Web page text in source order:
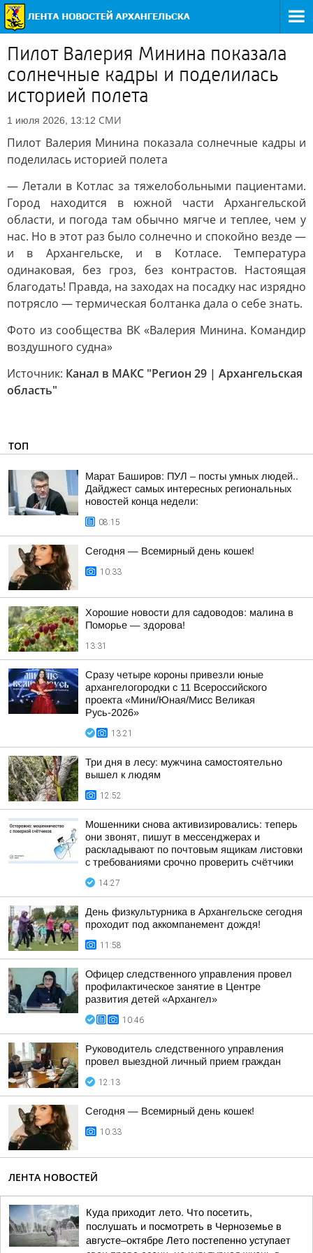
Пилот Валерия Минина показала
солнечные кадры и поделилась
историей полета
1 июля 2026, 13:12 СМИ
Пилот Валерия Минина показала солнечные кадры и
поделилась историей полета
— Летали в Котлас за тяжелобольными пациентами.
Город находится в южной части Архангельской
области, и погода там обычно мягче и теплее, чем у
нас. Но в этот раз было солнечно и спокойно везде —
и в Архангельске, и в Котласе. Температура
одинаковая, без гроз, без контрастов. Настоящая
благодать! Правда, на заходах на посадку нас изрядно
потрясло — термическая болтанка дала о себе знать.
Фото из сообщества ВК «Валерия Минина. Командир
воздушного судна»
Источник: Канал в МАКС "Регион 29 | Архангельская
область"
ТОП
Марат Баширов: ПУЛ – посты умных людей..
Дайджест самых интересных региональных
новостей конца недели:
08:15
Сегодня — Всемирный день кошек!
10:33
Хорошие новости для садоводов: малина в
Поморье — здорова!
13:31
Сразу четыре короны привезли юные
архангелогородки с 11 Всероссийского
проекта «Мини/Юная/Мисс Великая
Русь-2026»
13:21
Три дня в лесу: мужчина самостоятельно
вышел к людям
12:52
Мошенники снова активизировались: теперь
они звонят, пишут в мессенджерах и
раскладывают по почтовым ящикам листовки
с требованиями срочно проверить счётчики
14:27
День физкультурника в Архангельске сегодня
проходит под аккомпанемент дождя!
11:58
Офицер следственного управления провел
профилактическое занятие в Центре
развития детей «Архангел»
10:46
Руководитель следственного управления
провел выездной личный прием граждан
12:13
Сегодня — Всемирный день кошек!
10:33
ЛЕНТА НОВОСТЕЙ
Куда приходит лето. Что посетить,
послушать и посмотреть в Черноземье в
августе–октябре Лето постепенно уступает